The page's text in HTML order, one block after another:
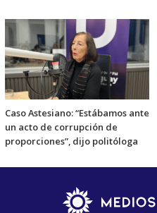
Caso Astesiano: “Estábamos ante
un acto de corrupción de
proporciones”, dijo politóloga